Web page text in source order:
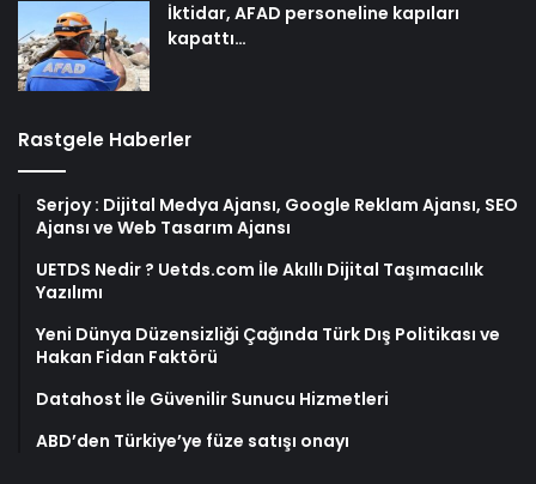
İktidar, AFAD personeline kapıları
kapattı…
Rastgele Haberler
Serjoy : Dijital Medya Ajansı, Google Reklam Ajansı, SEO
Ajansı ve Web Tasarım Ajansı
UETDS Nedir ? Uetds.com İle Akıllı Dijital Taşımacılık
Yazılımı
Yeni Dünya Düzensizliği Çağında Türk Dış Politikası ve
Hakan Fidan Faktörü
Datahost İle Güvenilir Sunucu Hizmetleri
ABD’den Türkiye’ye füze satışı onayı